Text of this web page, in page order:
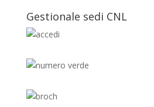
Gestionale sedi CNL